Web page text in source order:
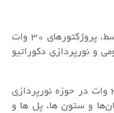
با توجه به توان متعادل و ابعاد متوسط، پروژکتورهای 30 وات
و نورپردازی دکوراتیو
از دیگر موارد مصرف پروژکتور 30 وات در حوزه نورپردازی
و ستون‌ ها، پل‌ ها و